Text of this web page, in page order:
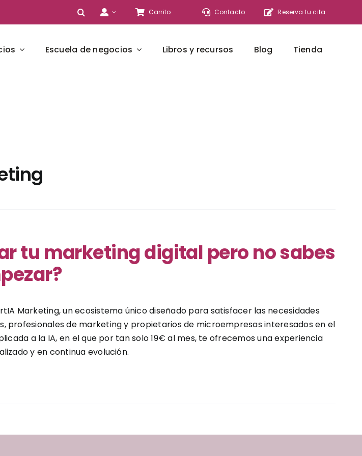
Carrito Contacto Reserva tu cita
Escuela de negocios Libros y recursos Blog Tienda
tu marketing digital pero no sabes
Marketing, un ecosistema único diseñado para satisfacer las necesidades
profesionales de marketing y propietarios de microempresas interesados en el
a la IA, en el que por tan solo 19€ al mes, te ofrecemos una experiencia
y en continua evolución.